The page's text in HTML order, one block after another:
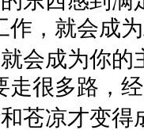
作，就会成
会成为你的
走很多路，
苍凉才变得